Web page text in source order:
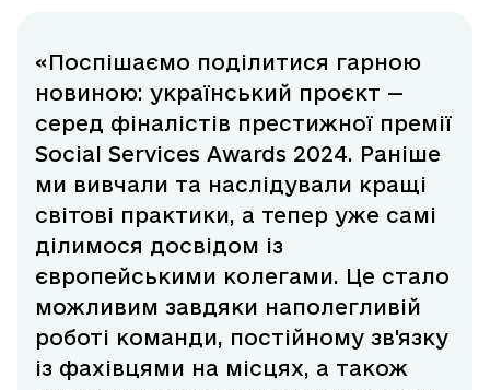
«Поспішаємо поділитися гарною
новиною: український проєкт —
серед фіналістів престижної премії
Social Services Awards 2024. Раніше
ми вивчали та наслідували кращі
світові практики, а тепер уже самі
ділимося досвідом із
європейськими колегами. Це стало
можливим завдяки наполегливій
роботі команди, постійному зв'язку
із фахівцями на місцях, а також